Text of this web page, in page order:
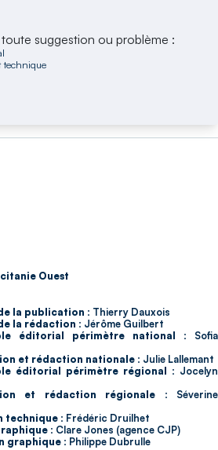
suggestion ou problème :
technique
Ouest
la publication : Thierry Dauxois
la rédaction : Jérôme Guilbert
éditorial périmètre national : Sofia
et rédaction nationale : Julie Lallemant
éditorial périmètre régional : Jocelyn
et rédaction régionale : Séverine
technique : Frédéric Druilhet
: Clare Jones (agence CJP)
graphique : Philippe Dubrulle